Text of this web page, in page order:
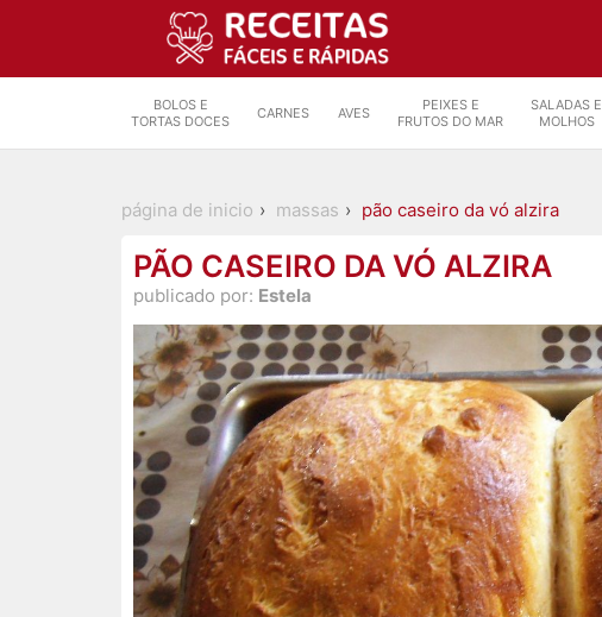
BOLOS E
TORTAS DOCES
CARNES AVES
PEIXES E
FRUTOS DO MAR
SALADAS E
MOLHOS
página de inicio massas pão caseiro da vó alzira
PÃO CASEIRO DA VÓ ALZIRA
publicado por: Estela